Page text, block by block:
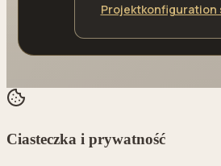
Projektkonfiguration
Ciasteczka i prywatność